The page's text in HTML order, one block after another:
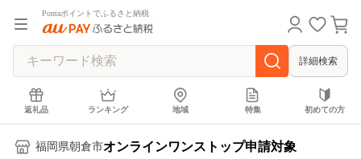
Pontaポイントでふるさと納税
詳細検索
返礼品 ランキング 地域 特集 初めての方
福岡県朝倉市オンラインワンストップ申請対象